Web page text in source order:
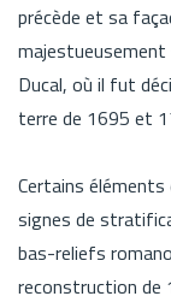
précède et sa
majestueusement
Ducal, où il fut
terre de 1695 et
Certains
signes de
bas-reliefs
reconstruction de